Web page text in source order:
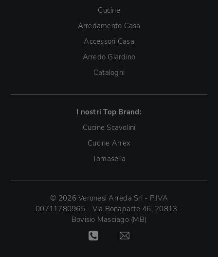
Cucine
Arredamento Casa
Accessori Casa
Arredo Giardino
Cataloghi
I nostri Top Brand:
Cucine Scavolini
Cucine Arrex
Tomasella
© 2026 Veronesi Arreda Srl - P.IVA
00711780965 - Via Bonaparte 46, 20813 -
Bovisio Masciago (MB)